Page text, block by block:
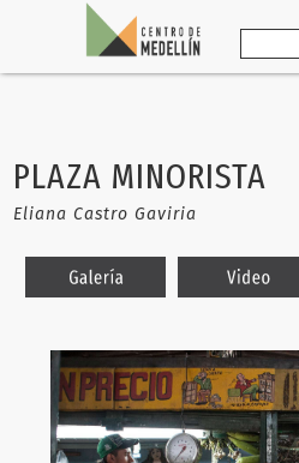
PLAZA MINORISTA
Eliana Castro Gaviria